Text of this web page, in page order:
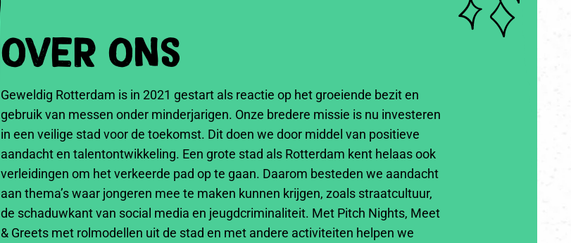
Over Ons
Geweldig Rotterdam is in 2021 gestart als reactie op het groeiende bezit en
gebruik van messen onder minderjarigen. Onze bredere missie is nu investeren
in een veilige stad voor de toekomst. Dit doen we door middel van positieve
aandacht en talentontwikkeling. Een grote stad als Rotterdam kent helaas ook
verleidingen om het verkeerde pad op te gaan. Daarom besteden we aandacht
aan thema’s waar jongeren mee te maken kunnen krijgen, zoals straatcultuur,
de schaduwkant van social media en jeugdcriminaliteit. Met Pitch Nights, Meet
& Greets met rolmodellen uit de stad en met andere activiteiten helpen we